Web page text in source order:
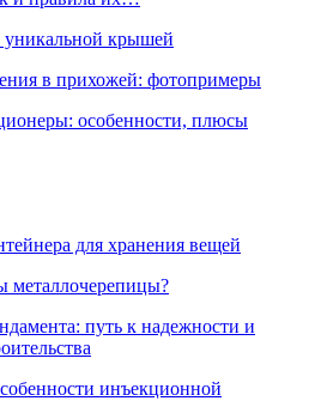
крышей
в прихожей: фотопримеры
особенности, плюсы
для хранения вещей
металлочерепицы?
путь к надежности и
инъекционной